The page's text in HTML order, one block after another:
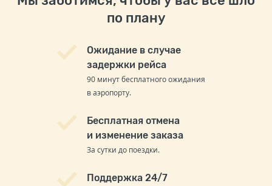
по плану
Ожидание в случае
задержки рейса
90 минут бесплатного ожидания
в аэропорту.
Бесплатная отмена
и изменение заказа
За сутки до поездки.
Поддержка 24/7